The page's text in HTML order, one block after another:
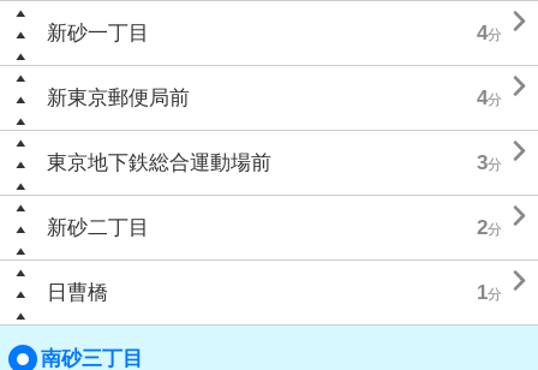
新砂一丁目 4分 
新東京郵便局前 4分 
東京地下鉄総合運動場前 3分 
新砂二丁目 2分 
日曹橋 1分 
南砂三丁目